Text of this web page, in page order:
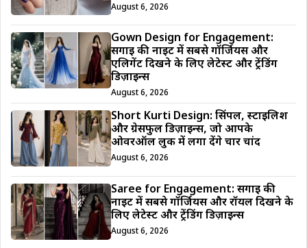
August 6, 2026
Gown Design for Engagement:
सगाई की नाइट में सबसे गॉर्जियस और
एलिगेंट दिखने के लिए लेटेस्ट और ट्रेंडिंग
डिज़ाइन्स
August 6, 2026
Short Kurti Design: सिंपल, स्टाइलिश
और ग्रेसफुल डिज़ाइन्स, जो आपके
ओवरऑल लुक में लगा देंगे चार चांद
August 6, 2026
Saree for Engagement: सगाई की
नाइट में सबसे गॉर्जियस और रॉयल दिखने के
लिए लेटेस्ट और ट्रेंडिंग डिज़ाइन्स
August 6, 2026